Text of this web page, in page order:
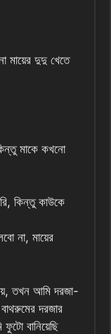
মায়ের দুদু খেতে
মাকে কখনো
কিন্তু কাউকে
না, মায়ের
তখন আমি দরজা-
দরজার
বানিয়েছি